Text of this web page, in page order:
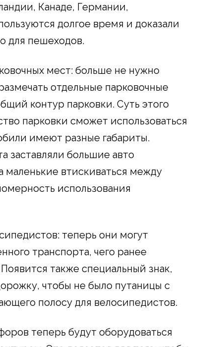
Канаде, Германии,
долгое время и доказали
для пешеходов.
мест: больше не нужно
отдельные парковочные
контур парковки. Суть этого
парковки сможет использоваться
имеют разные габариты.
заставляли большие авто
маленькие втискиваться между
использования
теперь они могут
транспорта, чего ранее
также специальный знак,
чтобы не было путаницы с
полосу для велосипедистов.
теперь будут оборудоваться